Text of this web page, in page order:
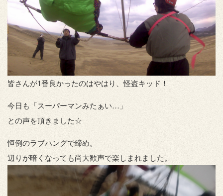
皆さんが1番良かったのはやはり、怪盗キッド！
今日も「スーパーマンみたぁい…」
との声を頂きました☆
恒例のラブハングで締め。
辺りが暗くなっても尚大歓声で楽しまれました。